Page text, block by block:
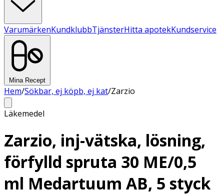
VarumärkenKundklubbTjänsterHitta apotekKundservice
Mina Recept
Hem/Sökbar, ej köpb, ej kat/Zarzio
Läkemedel
Zarzio, inj-vätska, lösning,
förfylld spruta 30 ME/0,5
ml Medartuum AB, 5 styck